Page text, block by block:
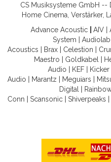
CS Musiksysteme GmbH --
Home Cinema, Verstärker,
Advance Acoustic
AIV|
System
Audiolab
Acoustics
Brax Celestion
Maestro
Goldkabel
Audio
KEF| Kicker|
Audio
Marantz Meguiars
Digital
Conn
Scansonic Shiverpeaks